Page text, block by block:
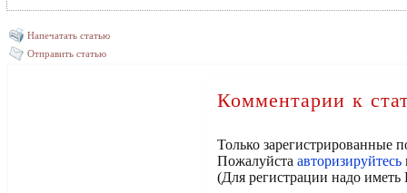
Напечатать статью
Отправить статью
Комментарии к
Только зарегистрированные
Пожалуйста авторизируйтесь
(Для регистрации надо